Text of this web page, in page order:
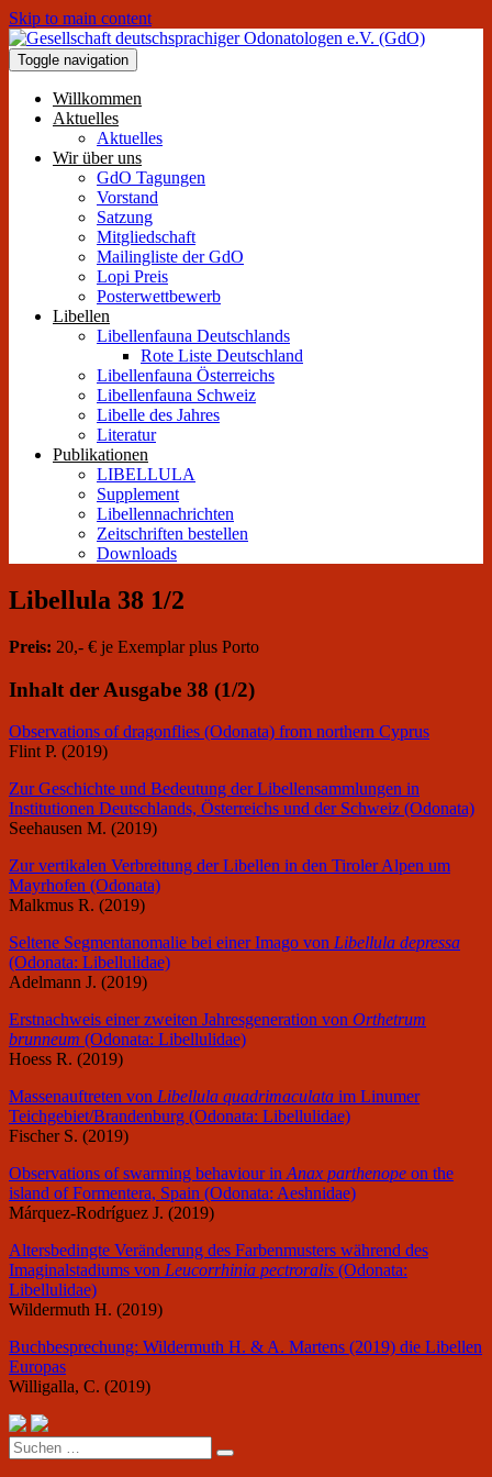
Skip to main content
Toggle navigation
Willkommen
Aktuelles
Aktuelles
Wir über uns
GdO Tagungen
Vorstand
Satzung
Mitgliedschaft
Mailingliste der GdO
Lopi Preis
Posterwettbewerb
Libellen
Libellenfauna Deutschlands
Rote Liste Deutschland
Libellenfauna Österreichs
Libellenfauna Schweiz
Libelle des Jahres
Literatur
Publikationen
LIBELLULA
Supplement
Libellennachrichten
Zeitschriften bestellen
Downloads
Libellula 38 1/2
Preis: 20,- € je Exemplar plus Porto
Inhalt der Ausgabe 38 (1/2)
Observations of dragonflies (Odonata) from northern Cyprus
Flint P. (2019)
Zur Geschichte und Bedeutung der Libellensammlungen in
Institutionen Deutschlands, Österreichs und der Schweiz (Odonata)
Seehausen M. (2019)
Zur vertikalen Verbreitung der Libellen in den Tiroler Alpen um
Mayrhofen (Odonata)
Malkmus R. (2019)
Seltene Segmentanomalie bei einer Imago von Libellula depressa
(Odonata: Libellulidae)
Adelmann J. (2019)
Erstnachweis einer zweiten Jahresgeneration von Orthetrum
brunneum (Odonata: Libellulidae)
Hoess R. (2019)
Massenauftreten von Libellula quadrimaculata im Linumer
Teichgebiet/Brandenburg (Odonata: Libellulidae)
Fischer S. (2019)
Observations of swarming behaviour in Anax parthenope on the
island of Formentera, Spain (Odonata: Aeshnidae)
Márquez-Rodríguez J. (2019)
Altersbedingte Veränderung des Farbenmusters während des
Imaginalstadiums von Leucorrhinia pectroralis (Odonata:
Libellulidae)
Wildermuth H. (2019)
Buchbesprechung: Wildermuth H. & A. Martens (2019) die Libellen
Europas
Willigalla, C. (2019)
Suchen
nach: